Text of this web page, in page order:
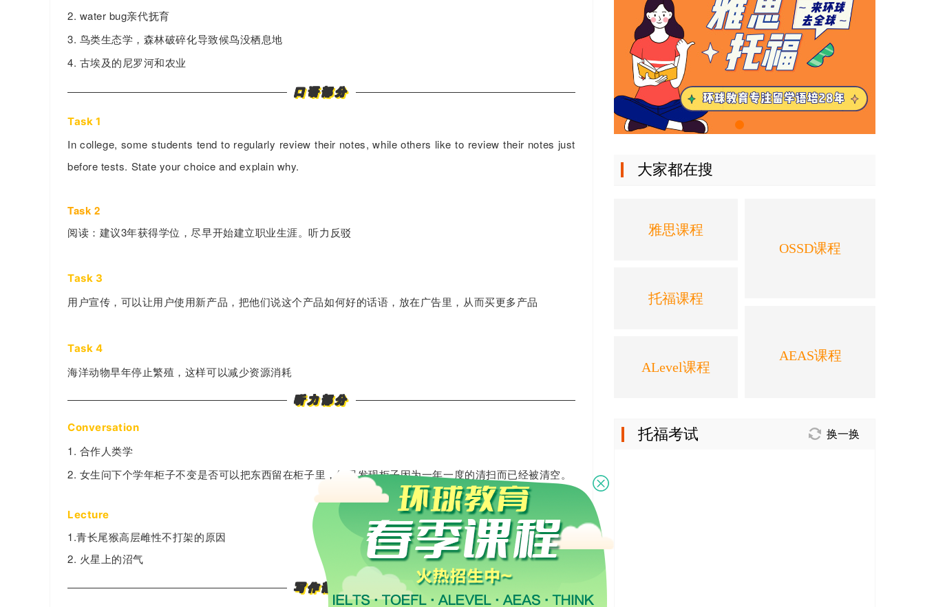
2. water bug亲代抚育
3. 鸟类生态学，森林破碎化导致候鸟没栖息地
4. 古埃及的尼罗河和农业
口语部分
Task 1
In college, some students tend to regularly review their notes, while others like to review their notes just
before tests. State your choice and explain why.
Task 2
阅读：建议3年获得学位，尽早开始建立职业生涯。听力反驳
Task 3
用户宣传，可以让用户使用新产品，把他们说这个产品如何好的话语，放在广告里，从而买更多产品
Task 4
海洋动物早年停止繁殖，这样可以减少资源消耗
听力部分
Conversation
1. 合作人类学
2. 女生问下个学年柜子不变是否可以把东西留在柜子里，结果发现柜子因为一年一度的清扫而已经被清空。
Lecture
1.青长尾猴高层雌性不打架的原因
2. 火星上的沼气
写作部分
大家都在搜
雅思课程
托福课程
ALevel课程
OSSD课程
AEAS课程
托福考试 换一换